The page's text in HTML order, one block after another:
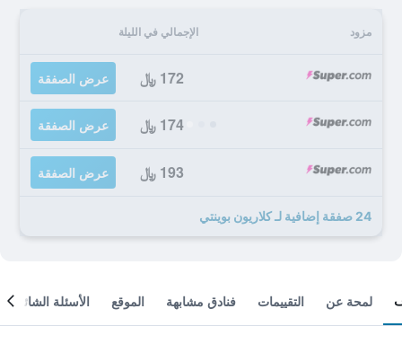
مزود الإجمالي في الليلة
172 ﷼ عرض الصفقة
174 ﷼ عرض الصفقة
193 ﷼ عرض الصفقة
24 صفقة إضافية لـ كلاريون بوينتي
لمحة عن التقييمات فنادق مشابهة الموقع الأسئلة الشائعة